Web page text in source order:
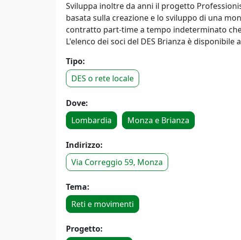
Sviluppa inoltre da anni il progetto
basata sulla creazione e lo sviluppo di una
contratto part-time a tempo indeterminato
L'elenco dei soci del DES Brianza è disponibile
Tipo:
DES o rete locale
Dove:
Lombardia
Monza e Brianza
Indirizzo:
Via Correggio 59, Monza
Tema:
Reti e movimenti
Progetto: